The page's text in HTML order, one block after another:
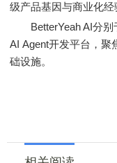
级产品基因与商业化经
BetterYeah AI分别
AI Agent开发平台，聚
础设施。